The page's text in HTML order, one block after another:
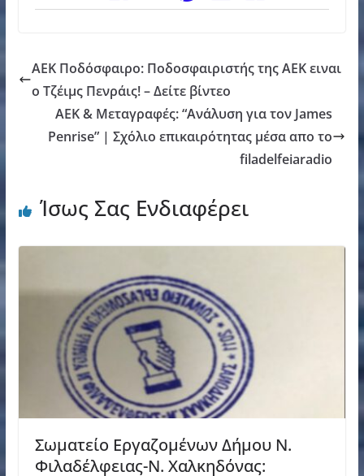
ΑEK Ποδόσφαιρο: Ποδοσφαιριστής της ΑΕΚ ειναι
ο Τζέιμς Πενράις! – Δείτε βίντεο
ΑΕΚ & Μεταγραφές: “Ανάλυση για τον James
Penrise” | Σχόλιο επικαιρότητας μέσα απο το
filadelfeiaradio
Ίσως Σας Ενδιαφέρει
Σωματείο Εργαζομένων Δήμου Ν.
Φιλαδέλφειας-Ν. Χαλκηδόνας: